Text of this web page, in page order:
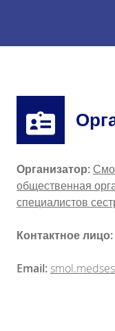
Организатор:
общественная
специалистов
Контактное лицо:
Email: